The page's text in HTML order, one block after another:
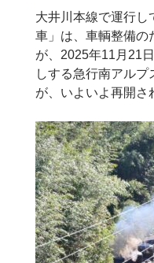
大井川本線で運行し
車」は、車輌整備の
が、2025年11月21
しする急行南アル
が、いよいよ再開さ